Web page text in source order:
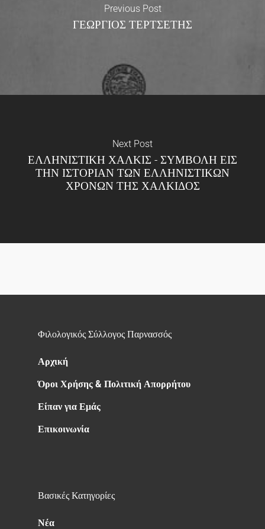
Previous Post
ΓΕΩΡΓΙΟΣ ΤΕΡΤΣΕΤΗΣ
Next Post
ΕΛΛΗΝΙΣΤΙΚΗ ΧΑΛΚΙΣ - ΣΥΜΒΟΛΗ ΕΙΣ
ΤΗΝ ΙΣΤΟΡΙΑΝ ΤΩΝ ΕΛΛΗΝΙΣΤΙΚΩΝ
ΧΡΟΝΩΝ ΤΗΣ ΧΑΛΚΙΔΟΣ
Φιλολογικός Σύλλογος Παρνασσός
Αρχική
Όροι Χρήσης & Πολιτική Απορρήτου
Είπαν για Εμάς
Επικοινωνία
Βασικές Κατηγορίες
Νέα